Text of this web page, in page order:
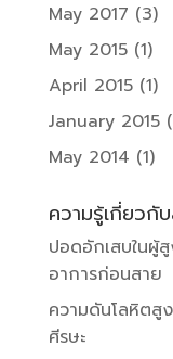
May 2017 (3)
May 2015(1)
April 2015(1)
January 2015
May 2014 (1)
ความรู้เกี่ยวกั
ปอดอักเสบในผู้
อาการก่อนสาย
ความดันโลหิตสู
ศีรษะ